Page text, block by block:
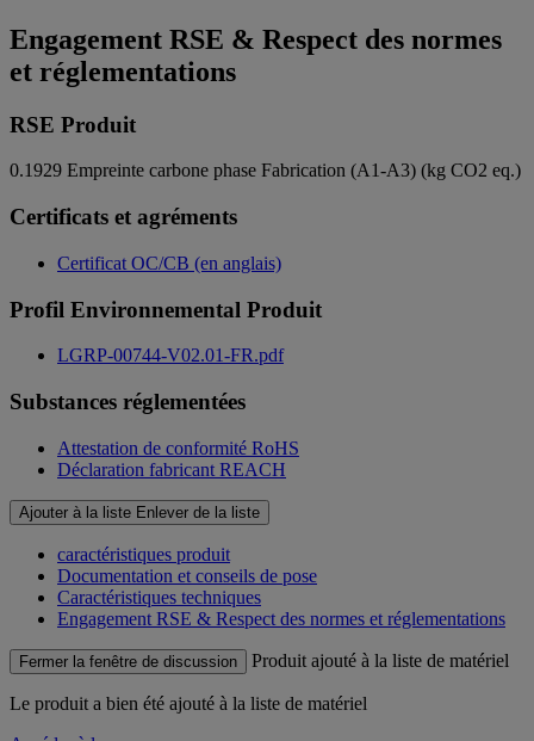
Engagement RSE & Respect des normes
et réglementations
RSE Produit
0.1929 Empreinte carbone phase Fabrication (A1-A3) (kg CO2 eq.)
Certificats et agréments
Certificat OC/CB (en anglais)
Profil Environnemental Produit
LGRP-00744-V02.01-FR.pdf
Substances réglementées
Attestation de conformité RoHS
Déclaration fabricant REACH
Ajouter à la liste Enlever de la liste
caractéristiques produit
Documentation et conseils de pose
Caractéristiques techniques
Engagement RSE & Respect des normes et réglementations
Fermer la fenêtre de discussion Produit ajouté à la liste de matériel
Le produit a bien été ajouté à la liste de matériel